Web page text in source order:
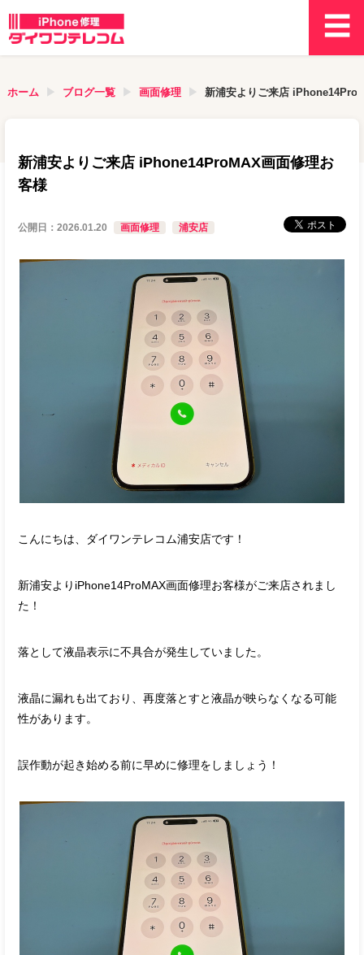
ホーム ブログ一覧 画面修理 新浦安よりご来店
新浦安よりご来店 iPhone14ProMAX画面修理お
客様
公開日：2026.01.20 画面修理 浦安店
こんにちは、ダイワンテレコム浦安店です！
新浦安よりiPhone14ProMAX画面修理お客様がご来店されまし
た！
落として液晶表示に不具合が発生していました。
液晶に漏れも出ており、再度落とすと液晶が映らなくなる可能
性があります。
誤作動が起き始める前に早めに修理をしましょう！